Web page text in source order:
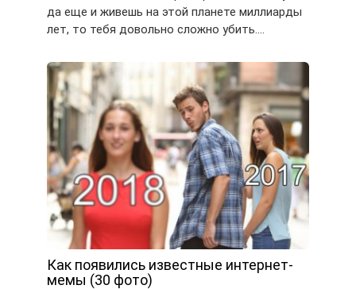
да еще и живешь на этой планете миллиарды
лет, то тебя довольно сложно убить….
Как появились известные интернет-
мемы (30 фото)